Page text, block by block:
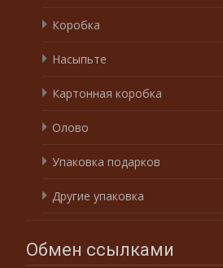
Коробка
Насыпьте
Картонная коробка
Олово
Упаковка подарков
Другие упаковка
Обмен ссылками